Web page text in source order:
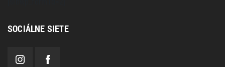
SOCIÁLNE SIETE